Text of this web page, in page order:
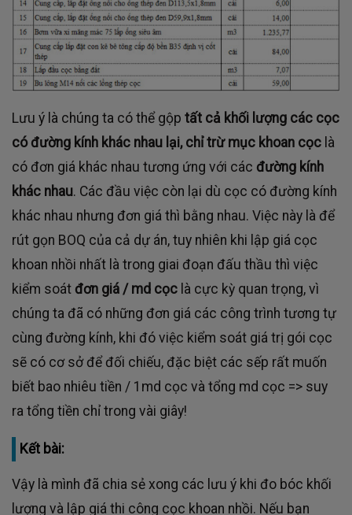
Lưu ý là chúng ta có thể gộp tất cả khối lượng các cọc
có đường kính khác nhau lại, chỉ trừ mục khoan cọc là
có đơn giá khác nhau tương ứng với các đường kính
khác nhau. Các đầu việc còn lại dù cọc có đường kính
khác nhau nhưng đơn giá thì bằng nhau. Việc này là để
rút gọn BOQ của cả dự án, tuy nhiên khi lập giá cọc
khoan nhồi nhất là trong giai đoạn đấu thầu thì việc
kiểm soát đơn giá / md cọc là cực kỳ quan trọng, vì
chúng ta đã có những đơn giá các công trình tương tự
cùng đường kính, khi đó việc kiểm soát giá trị gói cọc
sẽ có cơ sở để đối chiếu, đặc biệt các sếp rất muốn
biết bao nhiêu tiền / 1md cọc và tổng md cọc => suy
ra tổng tiền chỉ trong vài giây!
Kết bài:
Vậy là mình đã chia sẻ xong các lưu ý khi đo bóc khối
lượng và lập giá thi công cọc khoan nhồi. Nếu bạn